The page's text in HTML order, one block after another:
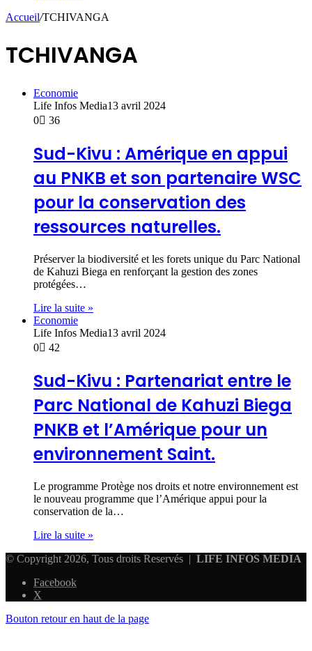
Accueil/TCHIVANGA
TCHIVANGA
Economie
Life Infos Media13 avril 2024
0
36
Sud-Kivu : Amérique en appui
au PNKB et son partenaire WSC
pour la conservation des
ressources naturelles.
Préserver la biodiversité et les forets unique du Parc National
de Kahuzi Biega en renforçant la gestion des zones
protégées…
Lire la suite »
Economie
Life Infos Media13 avril 2024
0
42
Sud-Kivu : Partenariat entre le
Parc National de Kahuzi Biega
PNKB et l’Amérique pour un
environnement Saint.
Le programme Protège nos droits et notre environnement est
le nouveau programme que l’Amérique appui pour la
conservation de la…
Lire la suite »
© Copyright 2026, Tous droits Reservés | LIFE INFOS MEDIA
Facebook
X
Bouton retour en haut de la page